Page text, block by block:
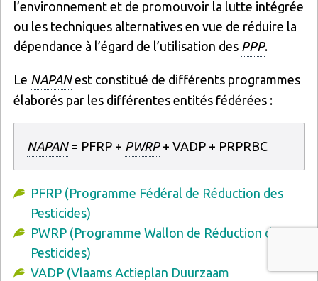
l’environnement et de promouvoir la lutte intégrée
ou les techniques alternatives en vue de réduire la
dépendance à l’égard de l’utilisation des PPP.
Le NAPANest constitué de différents programmes
élaborés par les différentes entités fédérées :
NAPAN= PFRP + PWRP+ VADP + PRPRBC
PFRP (Programme Fédéral de Réduction des
Pesticides)
PWRP (Programme Wallon de Réduction des
Pesticides)
VADP (Vlaams Actieplan Duurzaam